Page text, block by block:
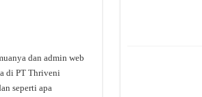
dan admin web
di PT Thriveni
seperti apa